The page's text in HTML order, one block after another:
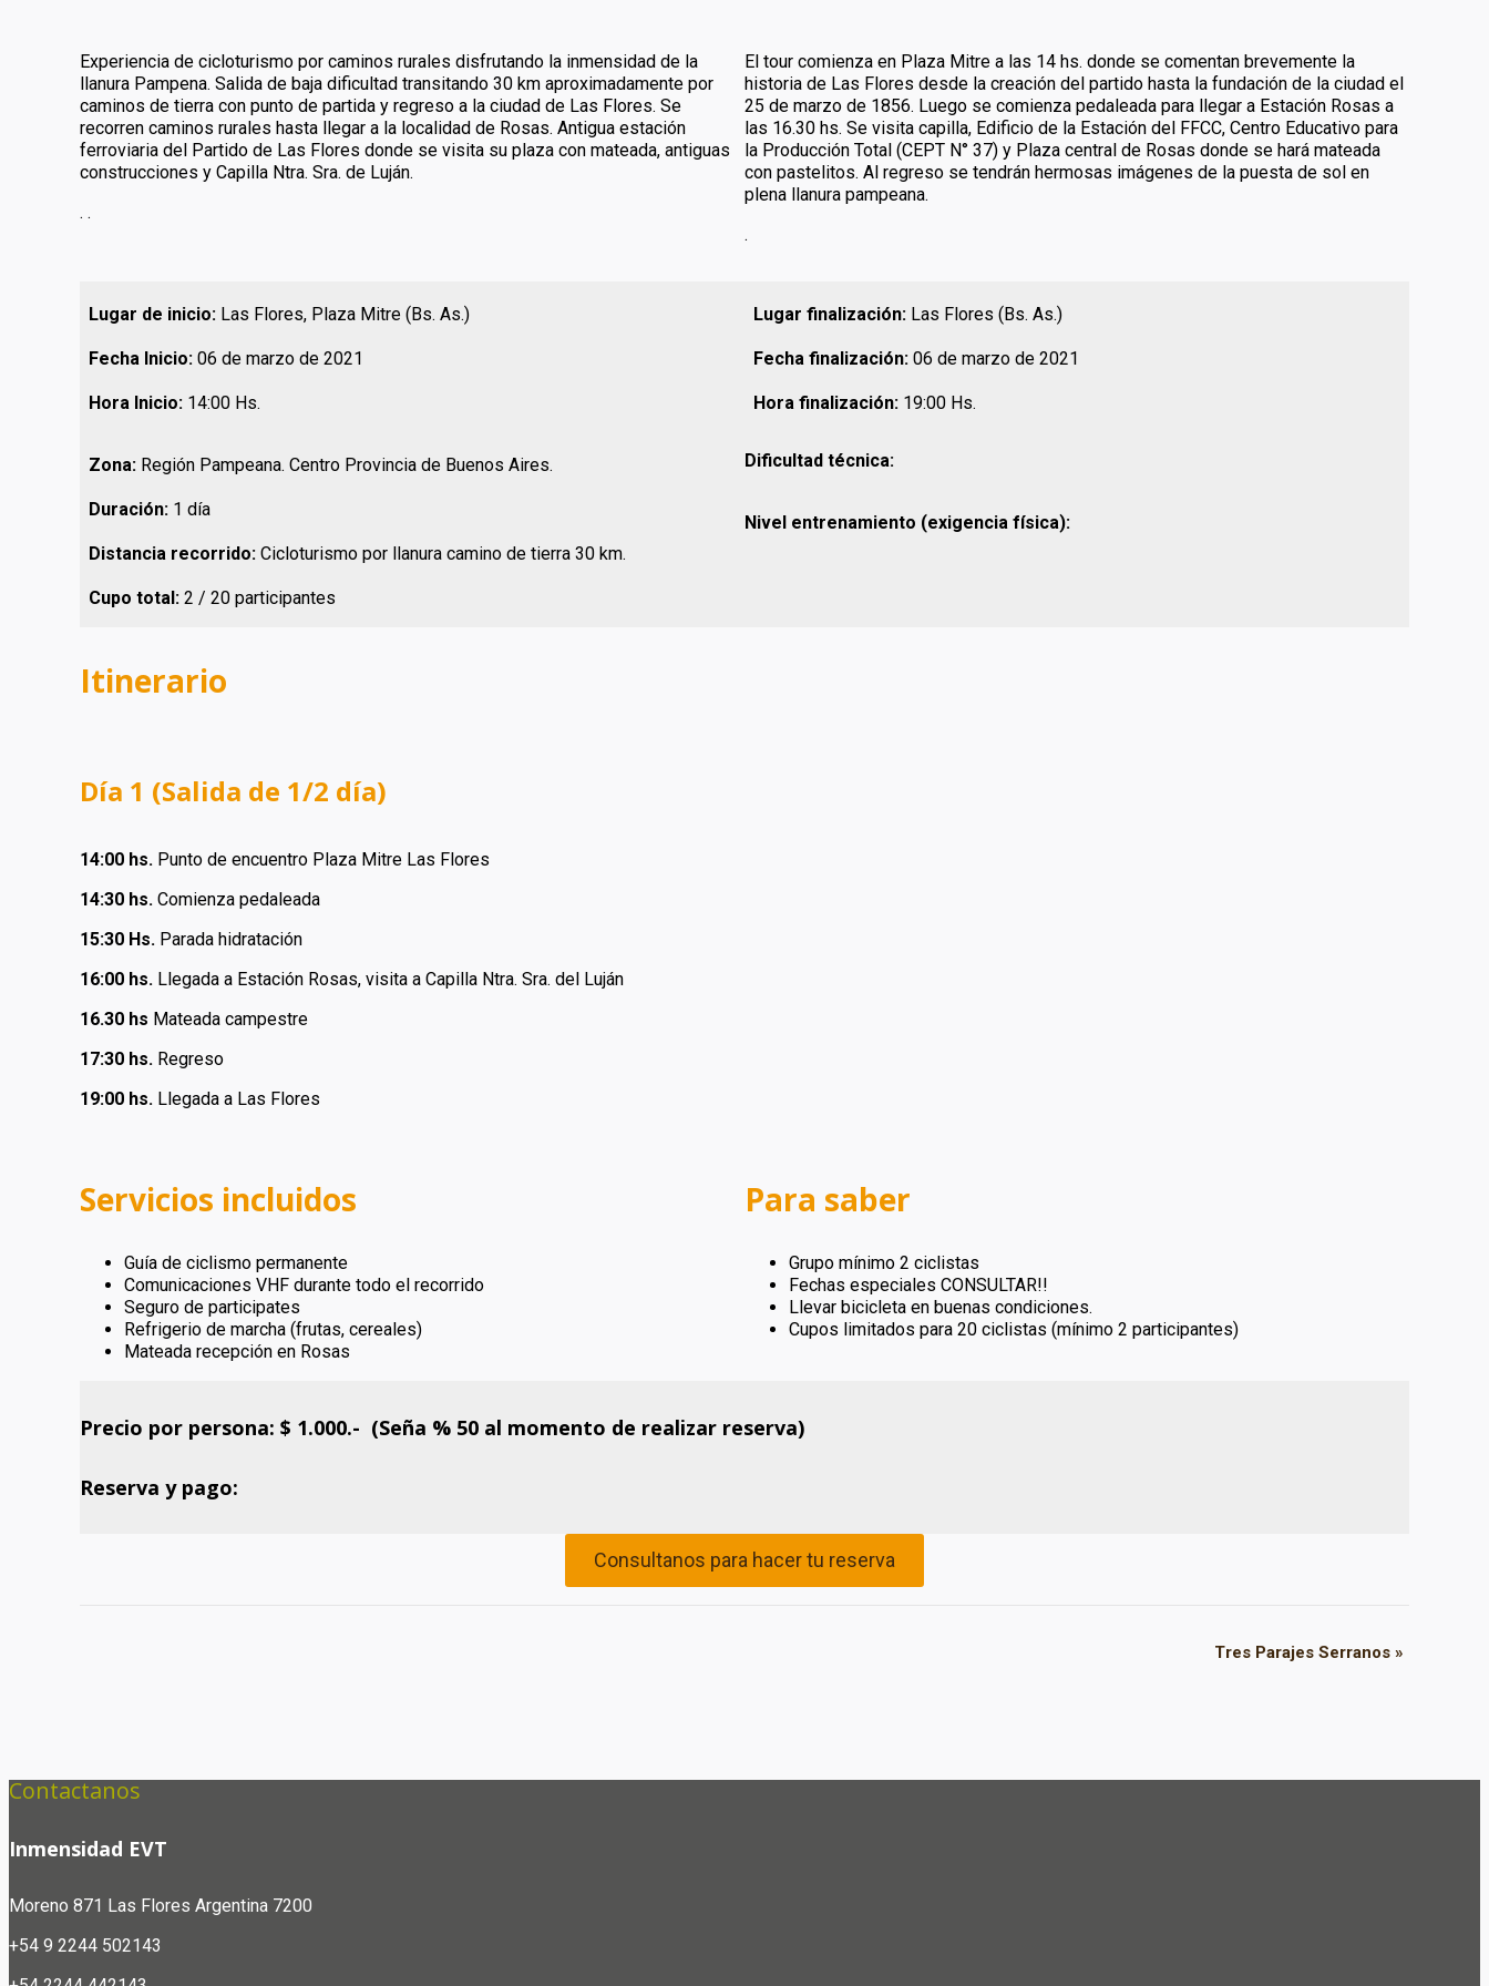
Experiencia de cicloturismo por caminos rurales disfrutando la inmensidad de la
llanura Pampena. Salida de baja dificultad transitando 30 km aproximadamente por
caminos de tierra con punto de partida y regreso a la ciudad de Las Flores. Se
recorren caminos rurales hasta llegar a la localidad de Rosas. Antigua estación
ferroviaria del Partido de Las Flores donde se visita su plaza con mateada, antiguas
construcciones y Capilla Ntra. Sra. de Luján.
. .
El tour comienza en Plaza Mitre a las 14 hs. donde se comentan brevemente la
historia de Las Flores desde la creación del partido hasta la fundación de la ciudad el
25 de marzo de 1856. Luego se comienza pedaleada para llegar a Estación Rosas a
las 16.30 hs. Se visita capilla, Edificio de la Estación del FFCC, Centro Educativo para
la Producción Total (CEPT N° 37) y Plaza central de Rosas donde se hará mateada
con pastelitos. Al regreso se tendrán hermosas imágenes de la puesta de sol en
plena llanura pampeana.
.
Lugar de inicio: Las Flores, Plaza Mitre (Bs. As.)
Fecha Inicio: 06 de marzo de 2021
Hora Inicio: 14:00 Hs.
Lugar finalización: Las Flores (Bs. As.)
Fecha finalización: 06 de marzo de 2021
Hora finalización: 19:00 Hs.
Zona: Región Pampeana. Centro Provincia de Buenos Aires.
Duración: 1 día
Distancia recorrido: Cicloturismo por llanura camino de tierra 30 km.
Cupo total: 2 / 20 participantes
Dificultad técnica:
Nivel entrenamiento (exigencia física):
Itinerario
Día 1 (Salida de 1/2 día)
14:00 hs. Punto de encuentro Plaza Mitre Las Flores
14:30 hs. Comienza pedaleada
15:30 Hs. Parada hidratación
16:00 hs. Llegada a Estación Rosas, visita a Capilla Ntra. Sra. del Luján
16.30 hs Mateada campestre
17:30 hs. Regreso
19:00 hs. Llegada a Las Flores
Servicios incluidos
Guía de ciclismo permanente
Comunicaciones VHF durante todo el recorrido
Seguro de participates
Refrigerio de marcha (frutas, cereales)
Mateada recepción en Rosas
Para saber
Grupo mínimo 2 ciclistas
Fechas especiales CONSULTAR!!
Llevar bicicleta en buenas condiciones.
Cupos limitados para 20 ciclistas (mínimo 2 participantes)
Precio por persona: $ 1.000.- (Seña % 50 al momento de realizar reserva)
Reserva y pago:
Consultanos para hacer tu reserva
Tres Parajes Serranos »
Contactanos
Inmensidad EVT
Moreno 871 Las Flores Argentina 7200
+54 9 2244 502143